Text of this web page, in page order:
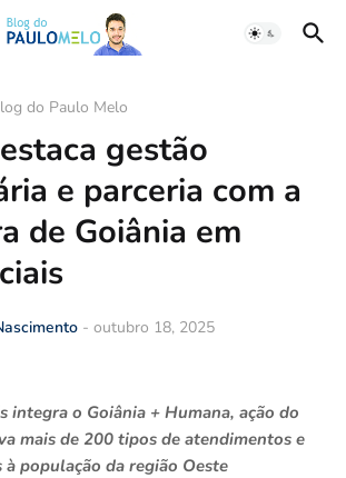
do Paulo Melo
gestão
e parceria com a
de Goiânia em
- outubro 18, 2025
integra o Goiânia + Humana, ação do
mais de 200 tipos de atendimentos e
população da região Oeste